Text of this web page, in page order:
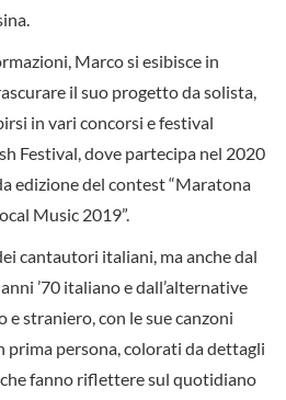
Marco si esibisce in
il suo progetto da solista,
in vari concorsi e festival
Festival, dove partecipa nel 2020
edizione del contest “Maratona
Music 2019”.
cantautori italiani, ma anche dal
’70 italiano e dall’alternative
straniero, con le sue canzoni
prima persona, colorati da dettagli
fanno riflettere sul quotidiano